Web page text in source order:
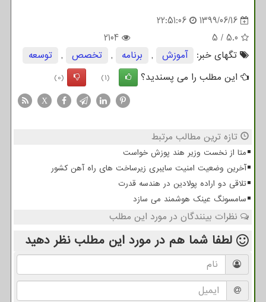
1399/06/16
22:51:06
5.0
/
5
2104
تگهای خبر:
آموزش , برنامه , تخصص ,
توسعه
این مطلب را می پسندید؟
(1)
(0)
X
تازه ترین مطالب مرتبط
متا از نخست وزیر هند پوزش خواست
آخرین وضعیت امنیت سایبری زیرساخت های راه آهن کشور
تلاقی دو اراده پولادین در هندسه قدرت
سامسونگ عینک هوشمند می سازد
نظرات بینندگان در مورد این مطلب
لطفا شما هم در مورد این مطلب نظر دهید